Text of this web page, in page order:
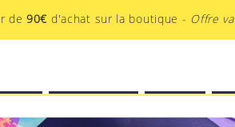
de90€ d'achat sur la boutique - Offre